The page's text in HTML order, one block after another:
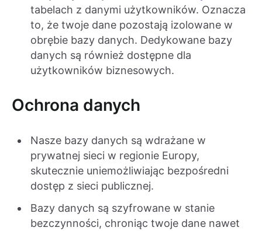
tabelach z danymi użytkowników. Oznacza
to, że twoje dane pozostają izolowane w
obrębie bazy danych. Dedykowane bazy
danych są również dostępne dla
użytkowników biznesowych.
Ochrona danych
Nasze bazy danych są wdrażane w
prywatnej sieci w regionie Europy,
skutecznie uniemożliwiając bezpośredni
dostęp z sieci publicznej.
Bazy danych są szyfrowane w stanie
bezczynności, chroniąc twoje dane nawet